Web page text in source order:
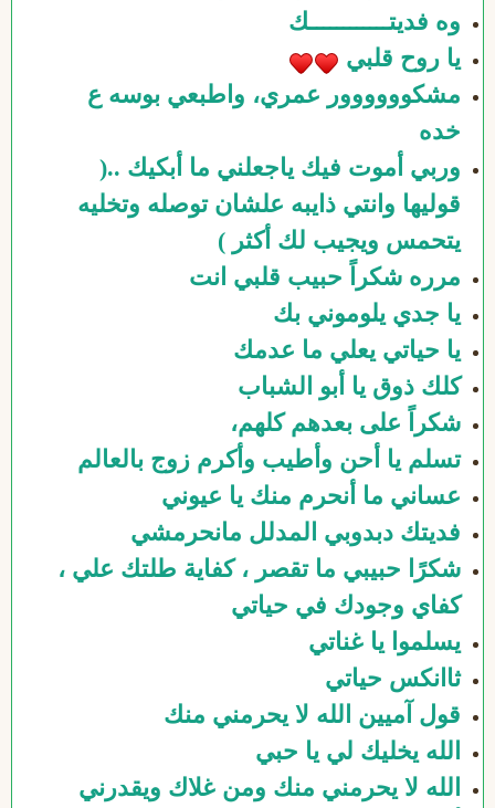
وه فديتــــــــــــك
يا روح قلبي
مشكوووووور عمري، واطبعي بوسه ع
خده
وربي أموت فيك ياجعلني ما أبكيك ..(
قوليها وانتي ذايبه علشان توصله وتخليه
يتحمس ويجيب لك أكثر )
مرره شكراً حبيب قلبي انت
يا جدي يلوموني بك
يا حياتي يعلي ما عدمك
كلك ذوق يا أبو الشباب
شكراً على بعدهم كلهم،
تسلم يا أحن وأطيب وأكرم زوج بالعالم
عساني ما أنحرم منك يا عيوني
فديتك دبدوبي المدلل مانحرمشي
شكرًا حبيبي ما تقصر ، كفاية طلتك علي ،
كفاي وجودك في حياتي
يسلموا يا غناتي
ثاانكس حياتي
قول آميين الله لا يحرمني منك
الله يخليك لي يا حبي
الله لا يحرمني منك ومن غلاك ويقدرني